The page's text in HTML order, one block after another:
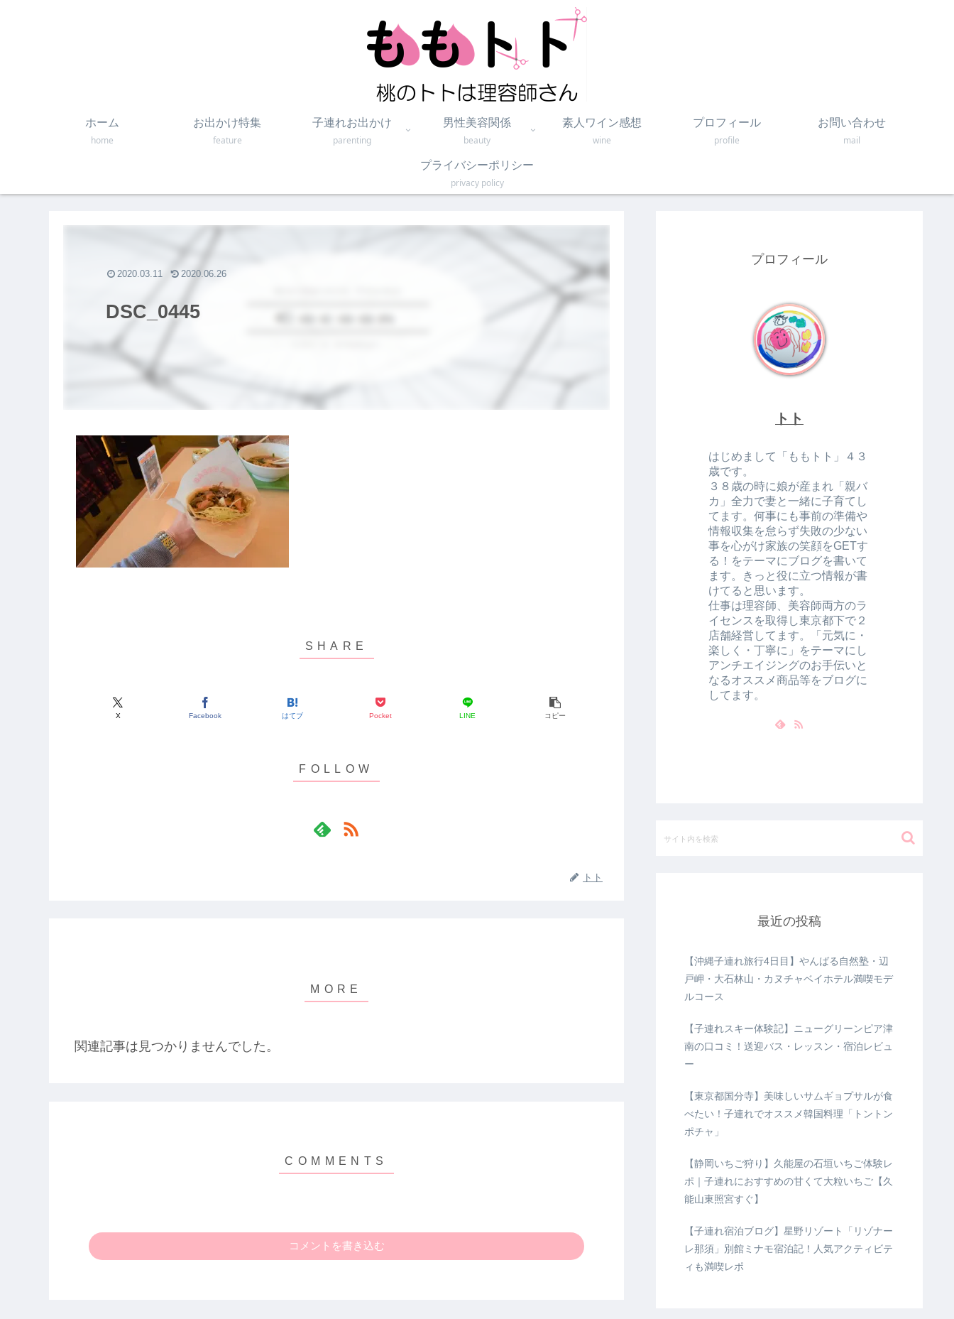
ホーム
home
お出かけ特集
feature
子連れお出かけ
parenting
男性美容関係
beauty
素人ワイン感想
wine
プロフィール
profile
お問い合わせ
mail
プライバシーポリシー
privacy policy
DSC_0445
2020.03.11 2020.06.26
X Facebook はてブ Pocket LINE コピー
トト
関連記事は見つかりませんでした。
コメントを書き込む
プロフィール
トト
はじめまして「ももトト」４３
歳です。
３８歳の時に娘が産まれ「親バ
カ」全力で妻と一緒に子育てし
てます。何事にも事前の準備や
情報収集を怠らず失敗の少ない
事を心がけ家族の笑顔をGETす
る！をテーマにブログを書いて
ます。きっと役に立つ情報が書
けてると思います。
仕事は理容師、美容師両方のラ
イセンスを取得し東京都下で２
店舗経営してます。「元気に・
楽しく・丁寧に」をテーマにし
アンチエイジングのお手伝いと
なるオススメ商品等をブログに
してます。
最近の投稿
【沖縄子連れ旅行4日目】やんばる自然塾・辺
戸岬・大石林山・カヌチャベイホテル満喫モデ
ルコース
【子連れスキー体験記】ニューグリーンピア津
南の口コミ！送迎バス・レッスン・宿泊レビュ
ー
【東京都国分寺】美味しいサムギョプサルが食
べたい！子連れでオススメ韓国料理「トントン
ポチャ」
【静岡いちご狩り】久能屋の石垣いちご体験レ
ポ｜子連れにおすすめの甘くて大粒いちご【久
能山東照宮すぐ】
【子連れ宿泊ブログ】星野リゾート「リゾナー
レ那須」別館ミナモ宿泊記！人気アクティビテ
ィも満喫レポ